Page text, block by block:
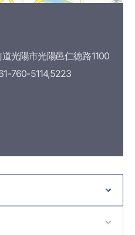
光陽市光陽邑仁徳路1100
760-5114,5223